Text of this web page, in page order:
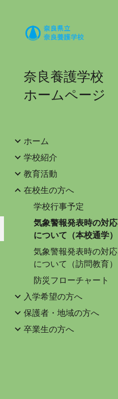
奈良養護学校
ホームページ
ホーム
学校紹介
教育活動
在校生の方へ
学校行事予定
気象警報発表時の対応
について（本校通学）
気象警報発表時の対応
について（訪問教育）
防災フローチャート
入学希望の方へ
保護者・地域の方へ
卒業生の方へ